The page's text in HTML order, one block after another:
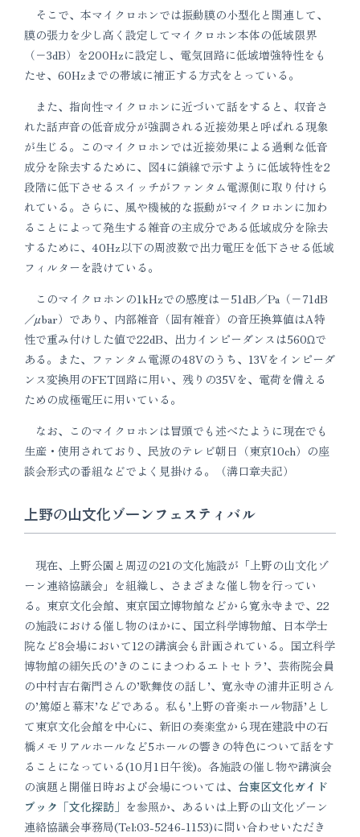
そこで、本マイクロホンでは振動膜の小型化と関連して、
膜の張力を少し高く設定してマイクロホン本体の低域限界
（−3dB）を200Hzに設定し、電気回路に低域増強特性をも
たせ、60Hzまでの帯域に補正する方式をとっている。
また、指向性マイクロホンに近づいて話をすると、収音さ
れた話声音の低音成分が強調される近接効果と呼ばれる現象
が生じる。このマイクロホンでは近接効果による過剰な低音
成分を除去するために、図4に鎖線で示すように低域特性を2
段階に低下させるスイッチがファンタム電源側に取り付けら
れている。さらに、風や機械的な振動がマイクロホンに加わ
ることによって発生する雑音の主成分である低域成分を除去
するために、40Hz以下の周波数で出力電圧を低下させる低域
フィルターを設けている。
このマイクロホンの1kHzでの感度は−51dB／Pa（−71dB
／μbar）であり、内部雑音（固有雑音）の音圧換算値はA特
性で重み付けした値で22dB、出力インピーダンスは560Ωで
ある。また、ファンタム電源の48Vのうち、13Vをインピーダ
ンス変換用のFET回路に用い、残りの35Vを、電荷を備える
ための成極電圧に用いている。
なお、このマイクロホンは冒頭でも述べたように現在でも
生産・使用されており、民放のテレビ朝日（東京10ch）の座
談会形式の番組などでよく見掛ける。（溝口章夫記）
上野の山文化ゾーンフェスティバル
現在、上野公園と周辺の21の文化施設が「上野の山文化ゾ
ーン連絡協議会」を組織し、さまざまな催し物を行ってい
る。東京文化会館、東京国立博物館などから寛永寺まで、22
の施設における催し物のほかに、国立科学博物館、日本学士
院など8会場において12の講演会も計画されている。国立科学
博物館の細矢氏の’きのこにまつわるエトセトラ’、芸術院会員
の中村吉右衛門さんの’歌舞伎の話し’、寛永寺の浦井正明さん
の’篤姫と幕末’などである。私も’上野の音楽ホール物語’とし
て東京文化会館を中心に、新旧の奏楽堂から現在建設中の石
橋メモリアルホールなど5ホールの響きの特色について話をす
ることになっている(10月1日午後)。各施設の催し物や講演会
の演題と開催日時および会場については、 台東区文化ガイド
ブック「文化探訪」 を参照か、あるいは上野の山文化ゾーン
連絡協議会事務局(Tel:03-5246-1153)に問い合わせいただき